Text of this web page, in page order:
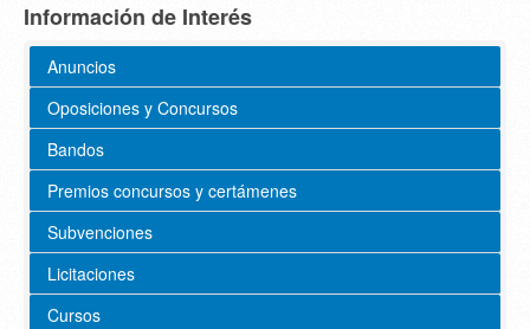
Información de Interés
Anuncios
Oposiciones y Concursos
Bandos
Premios concursos y certámenes
Subvenciones
Licitaciones
Cursos